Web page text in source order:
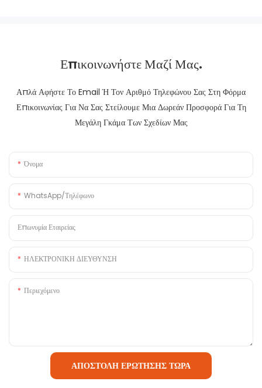
Επικοινωνήστε Μαζί Μας.
Απλά Αφήστε Το Email Ή Τον Αριθμό Τηλεφώνου Σας Στη Φόρμα
Επικοινωνίας Για Να Σας Στείλουμε Μια Δωρεάν Προσφορά Για Τη
Μεγάλη Γκάμα Των Σχεδίων Μας
Όνομα
WhatsApp/Τηλέφωνο
Επωνυμία Εταιρείας
ΗΛΕΚΤΡΟΝΙΚΗ ΔΙΕΥΘΥΝΣΗ
Περιεχόμενο
ΑΠΟΣΤΟΛΉ ΕΡΏΤΗΣΗΣ ΤΏΡΑ